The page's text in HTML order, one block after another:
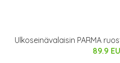
Ulkoseinävalaisin PARMA
89.9